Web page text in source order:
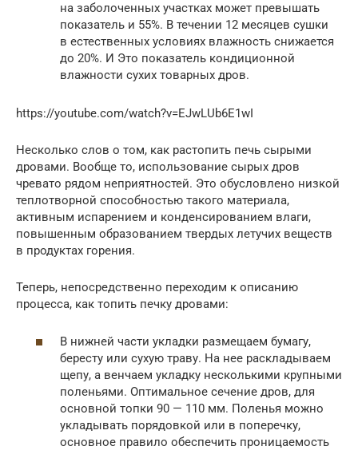
на заболоченных участках может превышать
показатель и 55%. В течении 12 месяцев сушки
в естественных условиях влажность снижается
до 20%. И Это показатель кондиционной
влажности сухих товарных дров.
https://youtube.com/watch?v=EJwLUb6E1wI
Несколько слов о том, как растопить печь сырыми
дровами. Вообще то, использование сырых дров
чревато рядом неприятностей. Это обусловлено низкой
теплотворной способностью такого материала,
активным испарением и конденсированием влаги,
повышенным образованием твердых летучих веществ
в продуктах горения.
Теперь, непосредственно переходим к описанию
процесса, как топить печку дровами:
В нижней части укладки размещаем бумагу,
бересту или сухую траву. На нее раскладываем
щепу, а венчаем укладку несколькими крупными
поленьями. Оптимальное сечение дров, для
основной топки 90 — 110 мм. Поленья можно
укладывать порядовкой или в поперечку,
основное правило обеспечить проницаемость